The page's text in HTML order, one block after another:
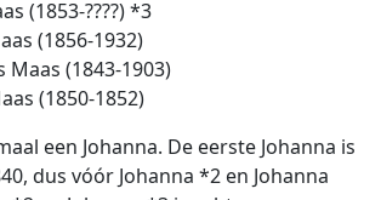
(1853-????) *3
(1856-1932)
Maas (1843-1903)
(1850-1852)
een Johanna. De eerste Johanna is
dus vóór Johanna *2 en Johanna